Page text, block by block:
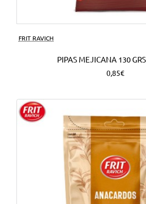
FRIT RAVICH
PIPAS MEJICANA 130
0,85€